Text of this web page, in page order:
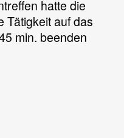
hatte die
Tätigkeit auf das
min. beenden